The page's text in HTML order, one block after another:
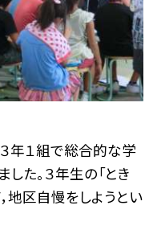
３年１組で総合的な学
た。３年生の「とき
地区自慢をしようとい